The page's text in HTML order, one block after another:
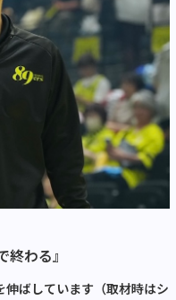
わる』
ばしています（取材時はシ